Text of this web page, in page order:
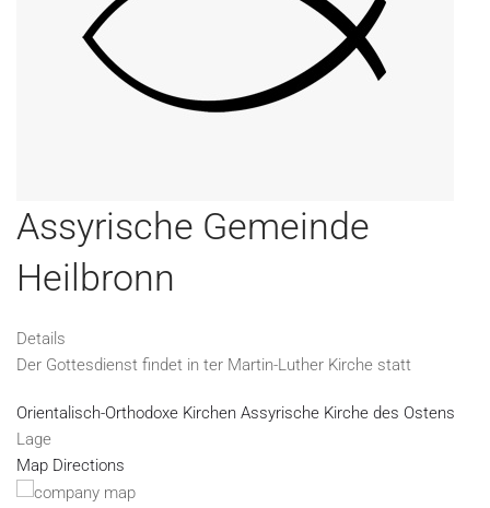
Assyrische Gemeinde
Heilbronn
Details
Der Gottesdienst findet in ter Martin-Luther Kirche statt
Orientalisch-Orthodoxe Kirchen Assyrische Kirche des Ostens
Lage
Map Directions